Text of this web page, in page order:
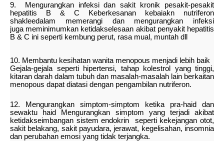
9. Mengurangkan infeksi dan sakit kronik pesakit-pesakit
hepatitis B & C Keberkesanan kebaiakn nutriferon
shakleedalam memerangi dan mengurangkan infeksi
juga meminimumkan ketidakselesaan akibat penyakit hepatitis
B & C ini seperti kembung perut, rasa mual, muntah dll
10. Membantu kesihatan wanita menopous menjadi lebih baik
Gejala-gejala seperti hipertensi, tahap kolestrol yang tinggi,
kitaran darah dalam tubuh dan masalah-masalah lain berkaitan
menopous dapat diatasi dengan pengambilan nutriferon.
12. Mengurangkan simptom-simptom ketika pra-haid dan
sewaktu haid
Mengurangkan simptom yang terjadi akibat
ketidakseimbangan sistem endokrin seperti kekejangan otot,
sakit belakang, sakit payudara, jerawat, kegelisahan, insomnia
dan perubahan emosi yang tidak terjangka.